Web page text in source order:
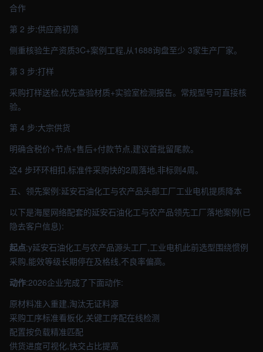
合作
第 2 步:供应商初筛
侧重核验生产资质3C+案例工程,从1688询盘至少 3家生产厂家。
第 3 步:打样
采购打样送检,优先查验材质+实验室检测报告。常规型号可直接核
验。
第 4 步:大宗供货
明确含税价+节点+售后+付款节点,建议首批留尾款。
这4 步环环相扣,标准件采购快的2周落地,非标则4周。
五、领先案例:延安石油化工与农产品头部工厂工业电机提质降本
以下是海屋网络配套的延安石油化工与农产品领先工厂落地案例(已
隐去客户信息):
起点:y延安石油化工与农产品源头工厂,工业电机此前选型围绕惯例
采购,能效等级长期停在及格线,不良率偏高。
动作:2026企业完成了下面动作:
原材料准入重建,淘汰无证料源
采购工序标准看板化,关键工序配在线检测
配置按负载精准匹配
供货进度可视化,快交占比提高